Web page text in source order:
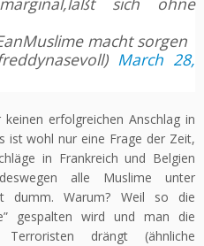
macht sorgen
March 28,
erfolgreichen Anschlag in
ist wohl nur eine Frage der Zeit,
in Frankreich und Belgien
alle Muslime unter
dumm. Warum? Weil so die
gespalten wird und man die
drängt (ähnliche